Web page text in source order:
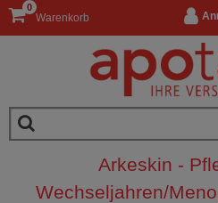
Warenkorb
0
Arkeskin -
Wechseljahren/